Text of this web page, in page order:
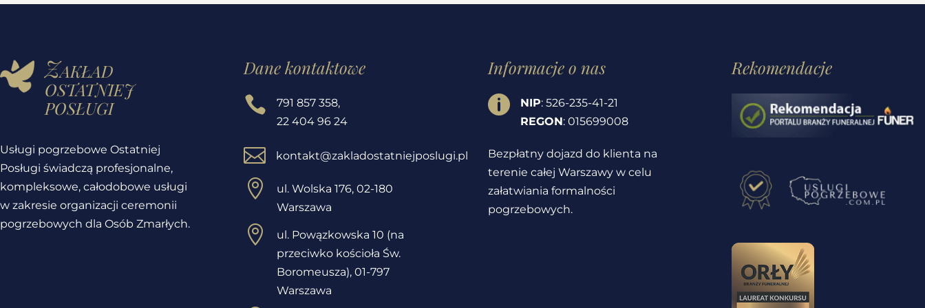
Zakład
ostatniej
posługi
Usługi pogrzebowe Ostatniej
Posługi świadczą profesjonalne,
kompleksowe, całodobowe usługi
w zakresie organizacji ceremonii
pogrzebowych dla Osób Zmarłych.
Dane kontaktowe

791 857 358,
22 404 96 24
 kontakt@zakladostatniejposlugi.pl

ul. Wolska 176, 02-180
Warszawa

ul. Powązkowska 10 (na
przeciwko kościoła Św.
Boromeusza), 01-797
Warszawa
Informacje o nas

NIP: 526-235-41-21
REGON: 015699008
Bezpłatny dojazd do klienta na
terenie całej Warszawy w celu
załatwiania formalności
pogrzebowych.
Rekomendacje